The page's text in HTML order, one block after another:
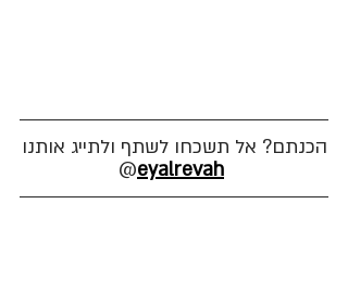
הכנתם? אל תשכחו לשתף ולתייג אותנו
@eyalrevah